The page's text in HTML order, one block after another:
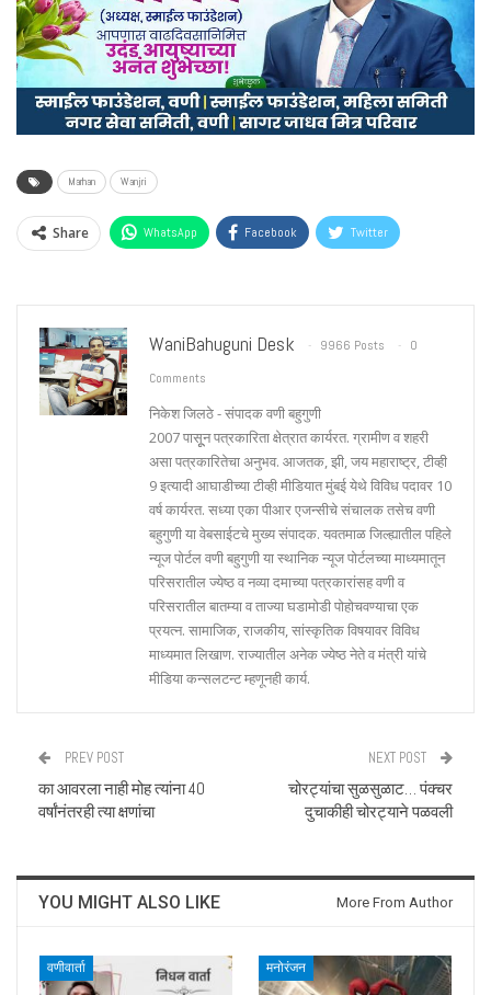
Marhan Wanjri
Share WhatsApp Facebook Twitter
WaniBahuguni Desk 9966 Posts
0
Comments
निकेश जिलठे - संपादक वणी बहुगुणी
2007 पासूून पत्रकारिता क्षेत्रात कार्यरत. ग्रामीण व शहरी
असा पत्रकारितेचा अनुभव. आजतक, झी, जय महाराष्ट्र, टीव्ही
9 इत्यादी आघाडीच्या टीव्ही मीडियात मुंबई येथे विविध पदावर 10
वर्ष कार्यरत. सध्या एका पीआर एजन्सीचे संचालक तसेच वणी
बहुगुणी या वेबसाईटचे मुख्य संपादक. यवतमाळ जिल्ह्यातील पहिले
न्यूज पोर्टल वणी बहुगुणी या स्थानिक न्यूज पोर्टलच्या माध्यमातून
परिसरातील ज्येष्ठ व नव्या दमाच्या पत्रकारांसह वणी व
परिसरातील बातम्या व ताज्या घडामोडी पोहोचवण्याचा एक
प्रयत्न. सामाजिक, राजकीय, सांस्कृतिक विषयावर विविध
माध्यमात लिखाण. राज्यातील अनेक ज्येष्ठ नेते व मंत्री यांचे
मीडिया कन्सलटन्ट म्हणूनही कार्य.
PREV POST
का आवरला नाही मोह त्यांना 40
वर्षांनंतरही त्या क्षणांचा
NEXT POST
चोरट्यांचा सुळसुळाट… पंक्चर
दुचाकीही चोरट्याने पळवली
YOU MIGHT ALSO LIKE More From Author
वणीवार्ता मनोरंजन